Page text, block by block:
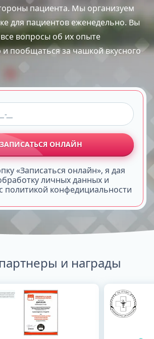
пациента. Мы организуем
для пациентов еженедельно. Вы
вопросы об их опыте
и пообщаться за чашкой вкусного
ЗАПИСАТЬСЯ ОНЛАЙН
«Записаться онлайн», я дая
личных данных и
политикой конфедициальности
и награды